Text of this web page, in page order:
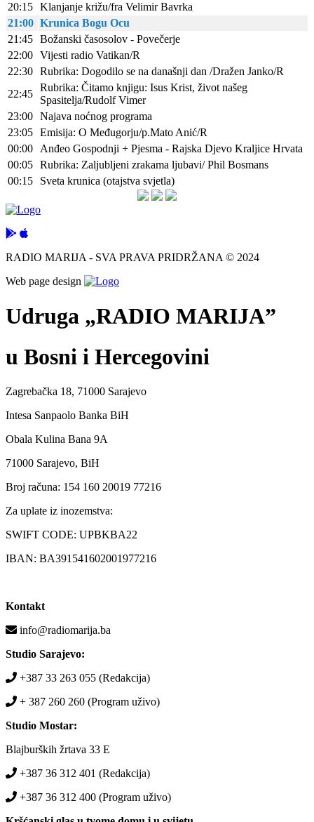
20:15 Klanjanje križu/fra Velimir Bavrka
21:00 Krunica Bogu Ocu
21:45 Božanski časosolov - Povečerje
22:00 Vijesti radio Vatikan/R
22:30 Rubrika: Dogodilo se na današnji dan /Dražen Janko/R
22:45
Rubrika: Čitamo knjigu: Isus Krist, život našeg
Spasitelja/Rudolf Vimer
23:00 Najava noćnog programa
23:05 Emisija: O Međugorju/p.Mato Anić/R
00:00
Anđeo Gospodnji + Pjesma - Rajska Djevo Kraljice Hrvata
00:05 Rubrika: Zaljubljeni zrakama ljubavi/ Phil Bosmans
00:15
Sveta krunica (otajstva svjetla)
RADIO MARIJA - SVA PRAVA PRIDRŽANA © 2024
Web page design
Udruga „RADIO MARIJA”
u Bosni i Hercegovini
Zagrebačka 18, 71000 Sarajevo
Intesa Sanpaolo Banka BiH
Obala Kulina Bana 9A
71000 Sarajevo, BiH
Broj računa: 154 160 20019 77216
Za uplate iz inozemstva:
SWIFT CODE: UPBKBA22
IBAN: BA391541602001977216
Kontakt
info@radiomarija.ba
Studio Sarajevo:
+387 33 263 055 (Redakcija)
+ 387 260 260 (Program uživo)
Studio Mostar:
Blajburških žrtava 33 E
+387 36 312 401 (Redakcija)
+387 36 312 400 (Program uživo)